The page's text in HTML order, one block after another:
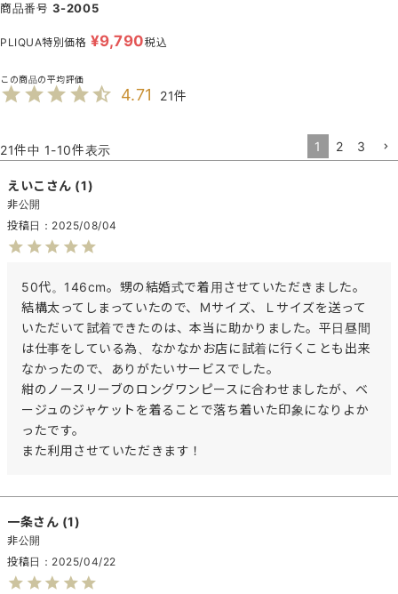
商品番号 3-2005
PLIQUA特別価格 ¥9,790税込
4.71 21
21件中 1-10件表示 1 2 3
えいこ 1
非公開
投稿日
2025/08/04
50代。146cm。甥の結婚式で着用させていただきました。
結構太ってしまっていたので、Ｍサイズ、Ｌサイズを送って
いただいて試着できたのは、本当に助かりました。平日昼間
は仕事をしている為、なかなかお店に試着に行くことも出来
なかったので、ありがたいサービスでした。
紺のノースリーブのロングワンピースに合わせましたが、ベ
ージュのジャケットを着ることで落ち着いた印象になりよか
ったです。
また利用させていただきます！
一条 1
非公開
投稿日
2025/04/22